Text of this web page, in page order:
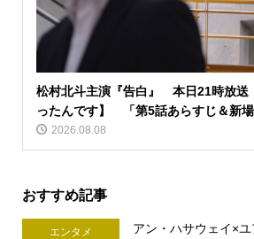
松村北斗主演『告白』 本日21時放送
ったんです】 「第5話あらすじ＆新
2026.08.08
おすすめ記事
エンタメ
アン・ハサウェイ×